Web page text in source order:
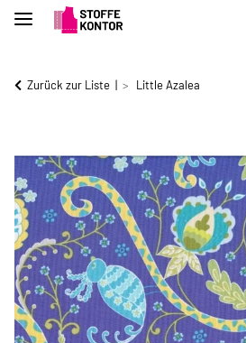
Zurück zur Liste Little Azalea